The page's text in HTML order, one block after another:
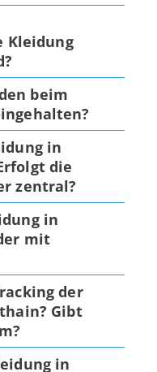
Kleidung
beim
in
die
zentral?
in
mit
der
Gibt
in